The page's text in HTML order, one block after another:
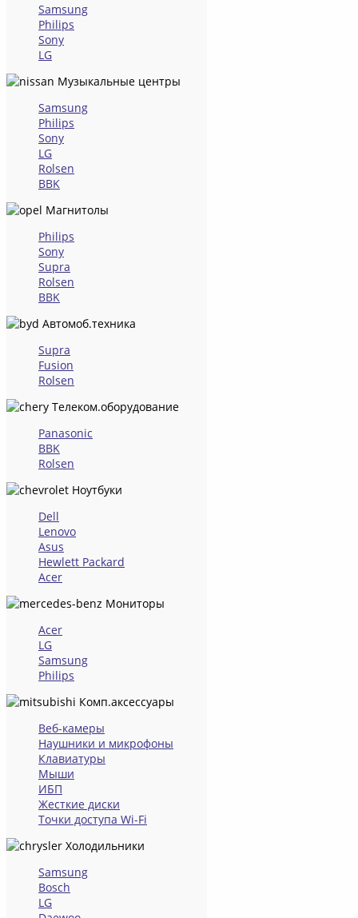
Samsung
Philips
Sony
LG
Музыкальные центры
Samsung
Philips
Sony
LG
Rolsen
BBK
Магнитолы
Philips
Sony
Supra
Rolsen
BBK
Автомоб.техника
Supra
Fusion
Rolsen
Телеком.оборудование
Panasonic
BBK
Rolsen
Ноутбуки
Dell
Lenovo
Asus
Hewlett Packard
Acer
Мониторы
Acer
LG
Samsung
Philips
Комп.аксессуары
Веб-камеры
Наушники и микрофоны
Клавиатуры
Мыши
ИБП
Жесткие диски
Точки доступа Wi-Fi
Холодильники
Samsung
Bosch
LG